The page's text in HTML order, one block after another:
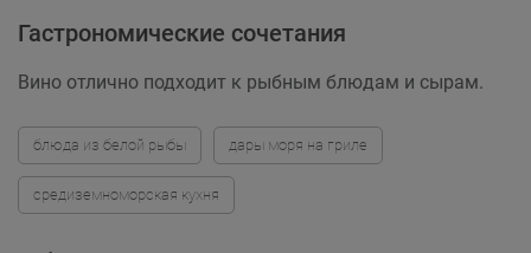
Гастрономические сочетания
Вино отлично подходит к рыбным блюдам и сырам.
блюда из белой рыбы дары моря на гриле
средиземноморская кухня